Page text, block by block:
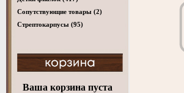
Cопутствующие товары (2)
Стрептокарпусы (95)
Ваша корзина пуста